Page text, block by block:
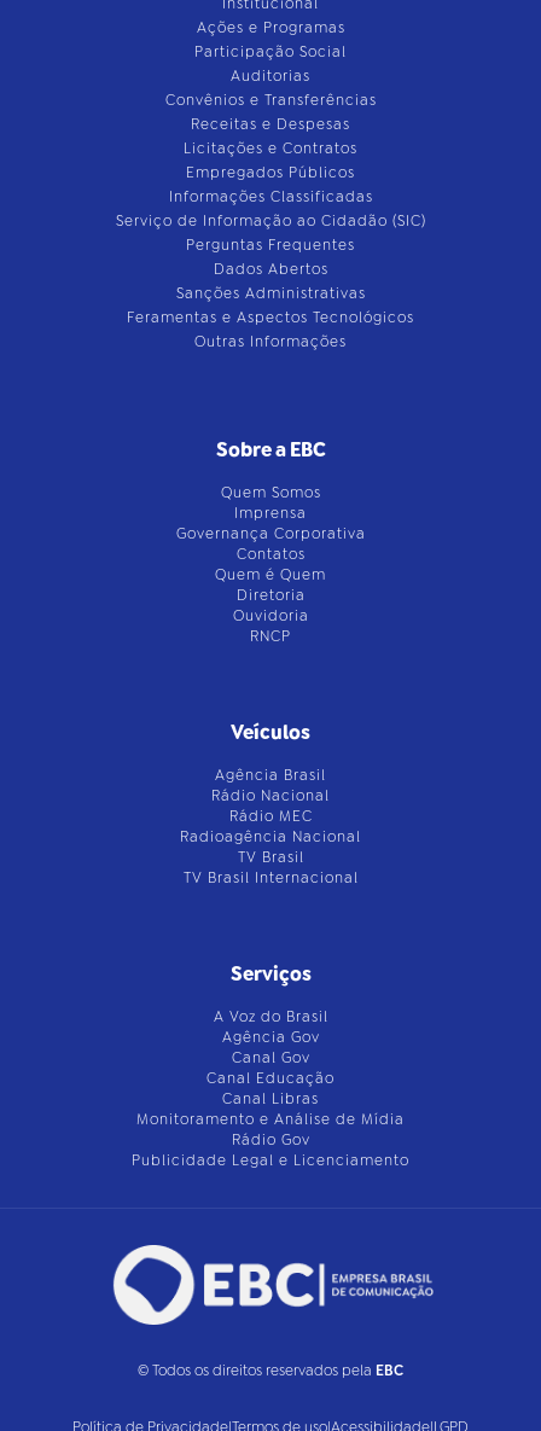
Ações e Programas
Participação Social
Auditorias
Convênios e Transferências
Receitas e Despesas
Licitações e Contratos
Empregados Públicos
Informações Classificadas
Serviço de Informação ao Cidadão (SIC)
Perguntas Frequentes
Dados Abertos
Sanções Administrativas
Feramentas e Aspectos Tecnológicos
Outras Informações
Sobre a EBC
Quem Somos
Imprensa
Governança Corporativa
Contatos
Quem é Quem
Diretoria
Ouvidoria
RNCP
Veículos
Agência Brasil
Rádio Nacional
Rádio MEC
Radioagência Nacional
TV Brasil
TV Brasil Internacional
Serviços
A Voz do Brasil
Agência Gov
Canal Gov
Canal Educação
Canal Libras
Monitoramento e Análise de Mídia
Rádio Gov
Publicidade Legal e Licenciamento
© Todos os direitos reservados pela EBC